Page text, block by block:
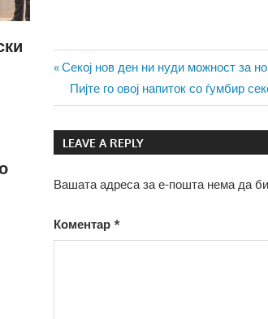
Навигација
на
напис
Previous
Post:
Секој нов ден ни нуди можност за
Next
Post:
Пијте го овој напиток со ѓумбир
LEAVE A REPLY
Вашата адреса за е-пошта нема да
Коментар*